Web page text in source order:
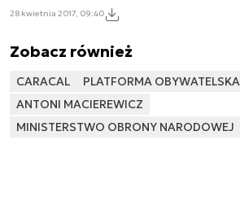
28 kwietnia 2017, 09:40
Zobacz również
CARACAL
PLATFORMA OBYWATELSKA
ANTONI MACIEREWICZ
MINISTERSTWO OBRONY NARODOWEJ